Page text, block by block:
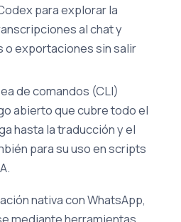
para explorar la
al chat y
o exportaciones sin salir
de comandos (CLI)
abierto que cubre todo el
hasta la traducción y el
para su uso en scripts
nativa con WhatsApp,